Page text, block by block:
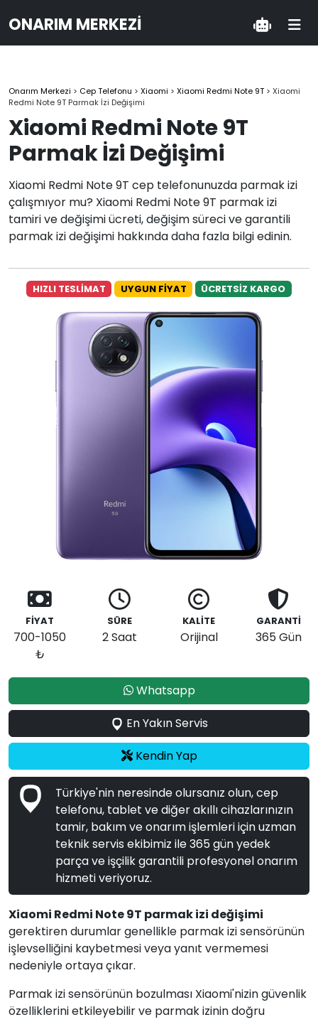
ONARIM MERKEZI
Onarım Merkezi > Cep Telefonu > Xiaomi > Xiaomi Redmi Note 9T > Xiaomi
Redmi Note 9T Parmak İzi Değişimi
Xiaomi Redmi Note 9T
Parmak İzi Değişimi
Xiaomi Redmi Note 9T cep telefonunuzda parmak izi
çalışmıyor mu? Xiaomi Redmi Note 9T parmak izi
tamiri ve değişimi ücreti, değişim süreci ve garantili
parmak izi değişimi hakkında daha fazla bilgi edinin.
HIZLI TESLİMAT UYGUN FİYAT ÜCRETSİZ KARGO
FİYAT
700-1050
₺
SÜRE
2 Saat
KALİTE
Orijinal
GARANTİ
365 Gün
Whatsapp
En Yakın Servis
Kendin Yap
Türkiye'nin neresinde olursanız olun, cep
telefonu, tablet ve diğer akıllı cihazlarınızın
tamir, bakım ve onarım işlemleri için uzman
teknik servis ekibimiz ile 365 gün yedek
parça ve işçilik garantili profesyonel onarım
hizmeti veriyoruz.
Xiaomi Redmi Note 9T parmak izi değişimi
gerektiren durumlar genellikle parmak izi sensörünün
işlevselliğini kaybetmesi veya yanıt vermemesi
nedeniyle ortaya çıkar.
Parmak izi sensörünün bozulması Xiaomi'nizin güvenlik
özelliklerini etkileyebilir ve parmak izinin doğru